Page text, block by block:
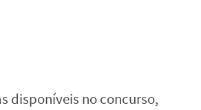
disponíveis no concurso,